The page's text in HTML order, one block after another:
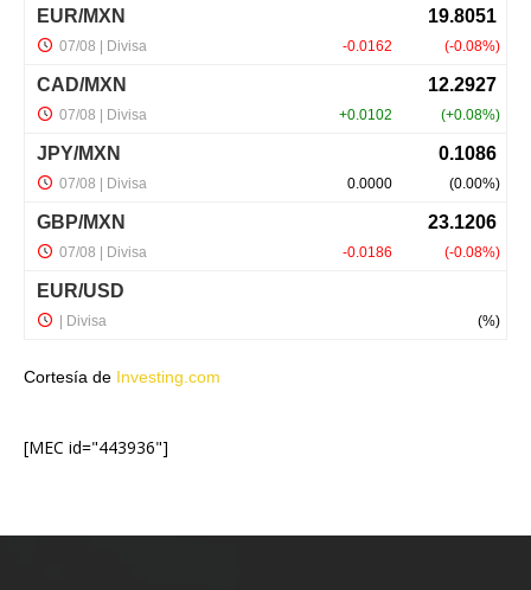
Cortesía de Investing.com
[MEC id="443936"]